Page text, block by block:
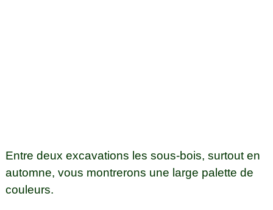
Entre deux excavations les sous-bois, surtout en
automne, vous montrerons une large palette de
couleurs.